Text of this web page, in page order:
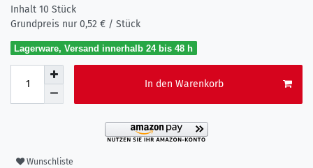
Inhalt 10 Stück
Grundpreis nur0,52 € / Stück
Lagerware, Versand innerhalb 24 bis 48 h
In den Warenkorb
Wunschliste